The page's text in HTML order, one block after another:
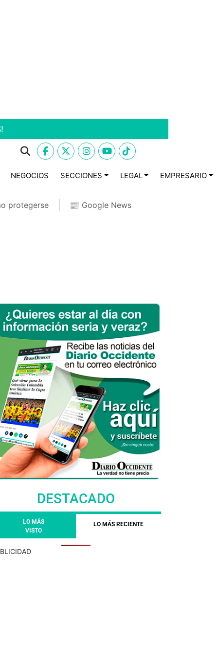
NEGOCIOS SECCIONES LEGAL EMPRESARIO
protegerse 📰 Google News
DESTACADO
LO MÁS
VISTO
LO MÁS RECIENTE